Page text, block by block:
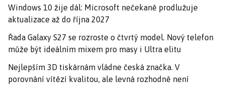
Windows 10 žije dál: Microsoft nečekaně prodlužuje
aktualizace až do října 2027
Řada Galaxy S27 se rozroste o čtvrtý model. Nový telefon
může být ideálním mixem pro masy i Ultra elitu
Nejlepším 3D tiskárnám vládne česká značka. V
porovnání vítězí kvalitou, ale levná rozhodně není